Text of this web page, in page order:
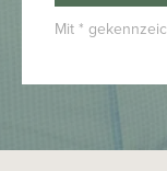
Mit *